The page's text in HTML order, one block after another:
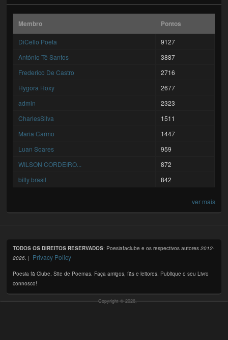
Membro Pontos
DiCello Poeta
9127
António Tê Santos
3887
Frederico De Castro
2716
Hygora Hoxy
2677
admin
2323
CharlesSilva
1511
Maria Carmo
1447
Luan Soares
959
WILSON CORDEIRO...
872
billy brasil
842
ver mais
TODOS OS DIREITOS RESERVADOS: Poesiafaclube e os respectivos autores2012-
2026. | Privacy Policy
Poesia fã Clube. Site de Poemas. Faça amigos, fãs e leitores. Publique o seu Livro
connosco!
Copyright © 2026,